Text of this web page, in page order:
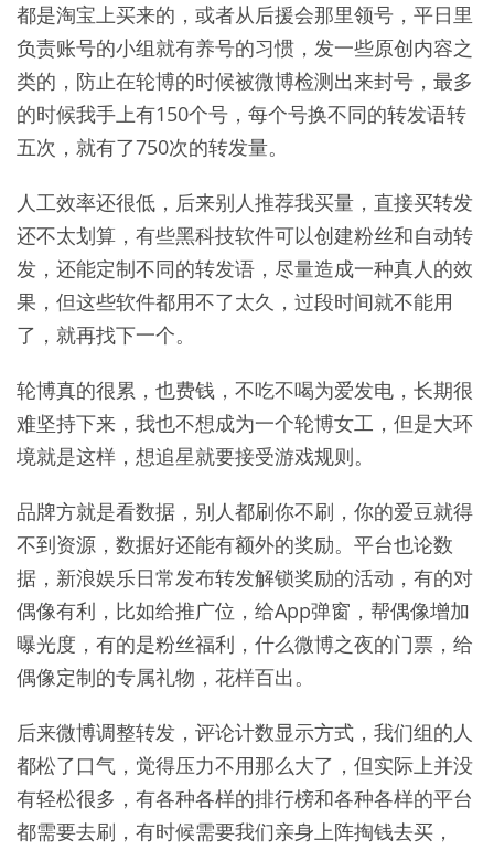
都是淘宝上买来的，或者从后援会那里领号，平日里
负责账号的小组就有养号的习惯，发一些原创内容之
类的，防止在轮博的时候被微博检测出来封号，最多
的时候我手上有150个号，每个号换不同的转发语转
五次，就有了750次的转发量。
人工效率还很低，后来别人推荐我买量，直接买转发
还不太划算，有些黑科技软件可以创建粉丝和自动转
发，还能定制不同的转发语，尽量造成一种真人的效
果，但这些软件都用不了太久，过段时间就不能用
了，就再找下一个。
轮博真的很累，也费钱，不吃不喝为爱发电，长期很
难坚持下来，我也不想成为一个轮博女工，但是大环
境就是这样，想追星就要接受游戏规则。
品牌方就是看数据，别人都刷你不刷，你的爱豆就得
不到资源，数据好还能有额外的奖励。平台也论数
据，新浪娱乐日常发布转发解锁奖励的活动，有的对
偶像有利，比如给推广位，给App弹窗，帮偶像增加
曝光度，有的是粉丝福利，什么微博之夜的门票，给
偶像定制的专属礼物，花样百出。
后来微博调整转发，评论计数显示方式，我们组的人
都松了口气，觉得压力不用那么大了，但实际上并没
有轻松很多，有各种各样的排行榜和各种各样的平台
都需要去刷，有时候需要我们亲身上阵掏钱去买，